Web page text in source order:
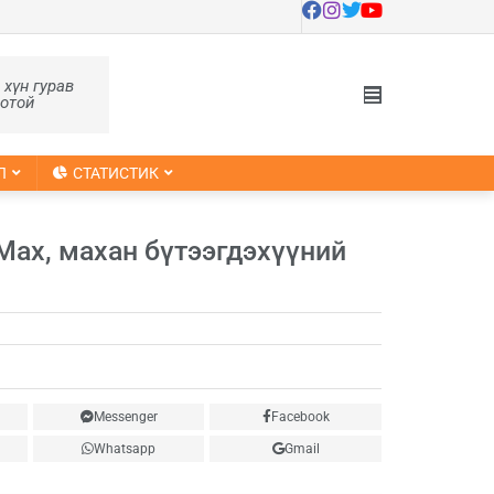
гурав
СТАТИСТИК
махан бүтээгдэхүүний
Messenger Facebook
Whatsapp Gmail